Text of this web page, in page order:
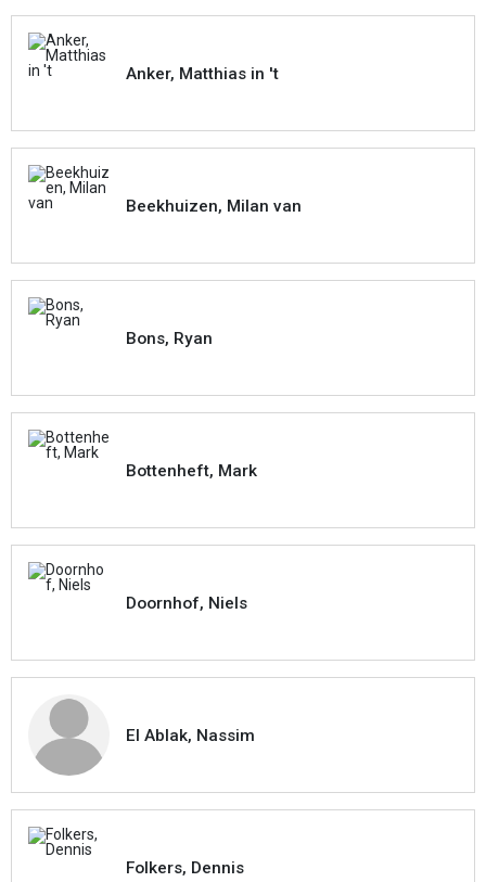
Anker, Matthias in 't
Beekhuizen, Milan van
Bons, Ryan
Bottenheft, Mark
Doornhof, Niels
El Ablak, Nassim
Folkers, Dennis